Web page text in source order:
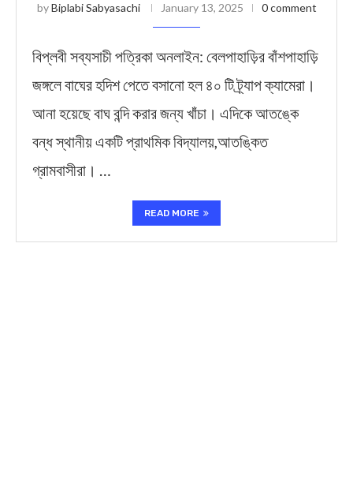
byBiplabi Sabyasachi January 13, 2025 0 comment
বিপ্লবী সব্যসাচী পত্রিকা অনলাইন: বেলপাহাড়ির বাঁশপাহাড়ি
জঙ্গলে বাঘের হদিশ পেতে বসানো হল ৪০ টি ট্র্যাপ ক্যামেরা।
আনা হয়েছে বাঘ বন্দি করার জন্য খাঁচা। এদিকে আতঙ্কে
বন্ধ স্থানীয় একটি প্রাথমিক বিদ্যালয়,আতঙ্কিত
গ্রামবাসীরা। …
READ MORE